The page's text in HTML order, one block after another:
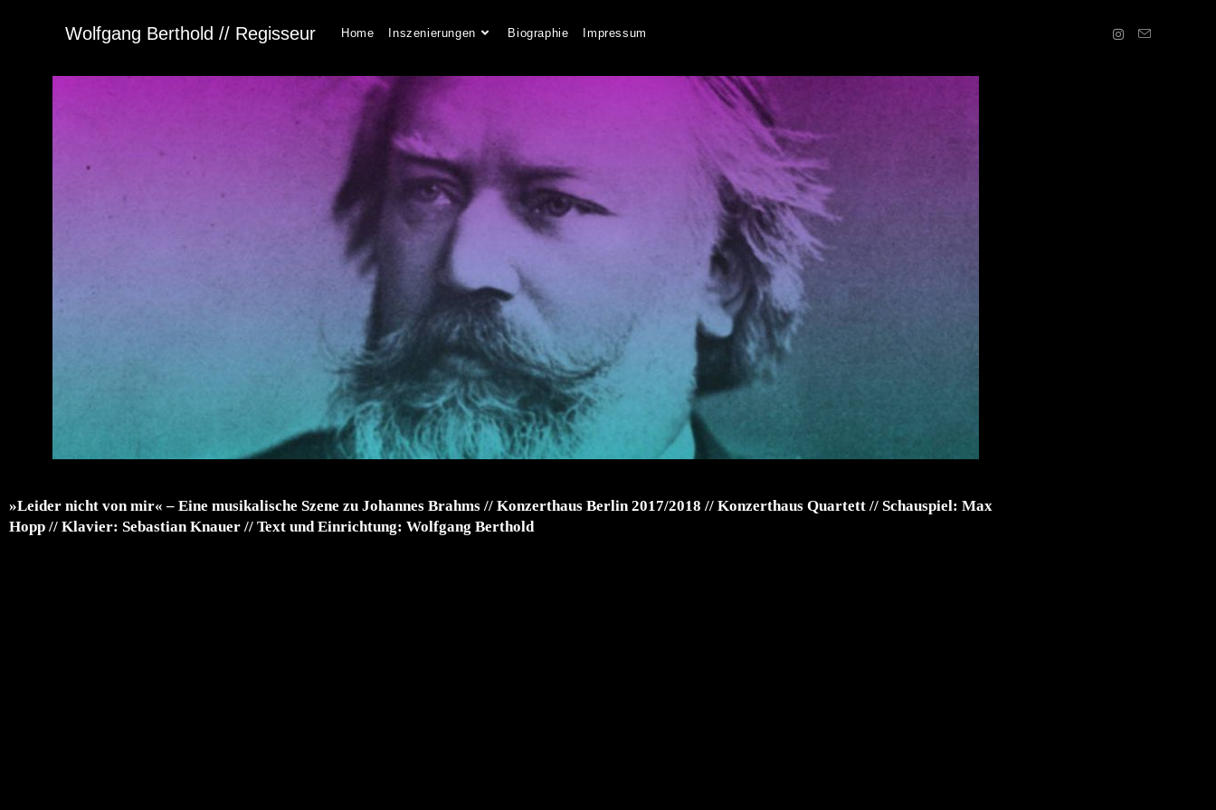
Wolfgang Berthold // Regisseur Home Inszenierungen Biographie Impressum
»Leider nicht von mir« – Eine musikalische Szene zu Johannes Brahms // Konzerthaus Berlin 2017/2018 // Konzerthaus Quartett // Schauspiel: Max
Hopp // Klavier: Sebastian Knauer // Text und Einrichtung: Wolfgang Berthold